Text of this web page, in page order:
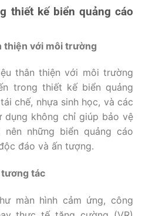
thiết kế biển quảng cáo
thiện với môi trường
thân thiện với môi trường
trong thiết kế biển quảng
chế, nhựa sinh học, và các
không chỉ giúp bảo vệ
những biển quảng cáo
đáo và ấn tượng.
tác
màn hình cảm ứng, công